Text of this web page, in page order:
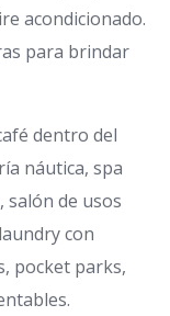
acondicionado.
para brindar
dentro del
náutica, spa
salón de usos
con
pocket parks,